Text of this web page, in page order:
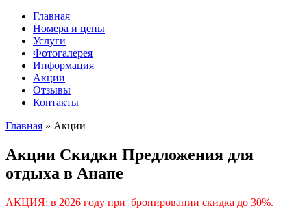
Главная
Номера и цены
Услуги
Фотогалерея
Информация
Акции
Отзывы
Контакты
Главная » Акции
Акции Скидки Предложения для
отдыха в Анапе
АКЦИЯ: в 2026 году при бронировании скидка до 30%.